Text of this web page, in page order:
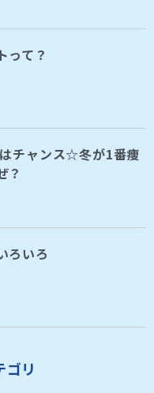
って？
はチャンス☆冬が1番痩
？
ろいろ
ゴリ